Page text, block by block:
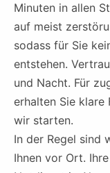
Minuten in allen
auf meist
sodass für Sie
entstehen.
und Nacht. Für
erhalten Sie klare
wir starten.
In der Regel sind
Ihnen vor Ort.